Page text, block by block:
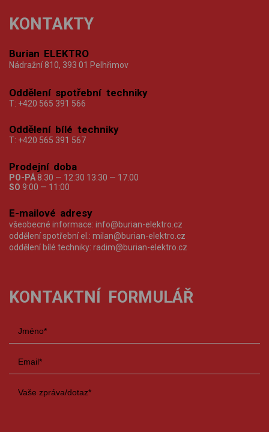
KONTAKTY
Burian ELEKTRO
Nádražní 810, 393 01 Pelhřimov
Oddělení spotřební techniky
T: +420 565 391 566
Oddělení bílé techniky
T: +420 565 391 567
Prodejní doba
PO-PÁ 8:30 — 12:30 13:30 — 17:00
SO 9:00 — 11:00
E-mailové adresy
všeobecné informace: info@burian-elektro.cz
oddělení spotřební el.: milan@burian-elektro.cz
oddělení bílé techniky: radim@burian-elektro.cz
KONTAKTNÍ FORMULÁŘ